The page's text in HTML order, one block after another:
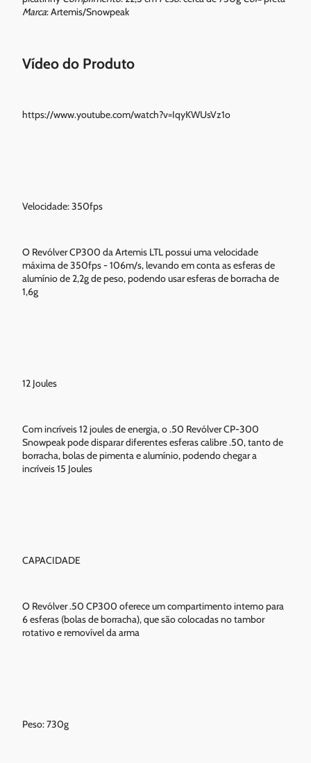
Marca: Artemis/Snowpeak
Vídeo do Produto
https://www.youtube.com/watch?v=IqyKWUsVz1o
Velocidade: 350fps
O Revólver CP300 da Artemis LTL possui uma velocidade
máxima de 350fps - 106m/s, levando em conta as esferas de
alumínio de 2,2g de peso, podendo usar esferas de borracha de
1,6g
12 Joules
Com incríveis 12 joules de energia, o .50 Revólver CP-300
Snowpeak pode disparar diferentes esferas calibre .50, tanto de
borracha, bolas de pimenta e alumínio, podendo chegar a
incríveis 15 Joules
CAPACIDADE
O Revólver .50 CP300 oferece um compartimento interno para
6 esferas (bolas de borracha), que são colocadas no tambor
rotativo e removível da arma
Peso: 730g